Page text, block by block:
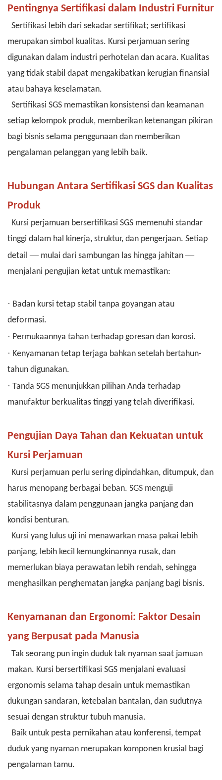
Pentingnya Sertifikasi dalam Industri Furnitur
Sertifikasi lebih dari sekadar sertifikat; sertifikasi
merupakan simbol kualitas. Kursi perjamuan sering
digunakan dalam industri perhotelan dan acara. Kualitas
yang tidak stabil dapat mengakibatkan kerugian finansial
atau bahaya keselamatan.
Sertifikasi SGS memastikan konsistensi dan keamanan
setiap kelompok produk, memberikan ketenangan pikiran
bagi bisnis selama penggunaan dan memberikan
pengalaman pelanggan yang lebih baik.
Hubungan Antara Sertifikasi SGS dan Kualitas
Produk
Kursi perjamuan bersertifikasi SGS memenuhi standar
tinggi dalam hal kinerja, struktur, dan pengerjaan. Setiap
detail — mulai dari sambungan las hingga jahitan —
menjalani pengujian ketat untuk memastikan:
· Badan kursi tetap stabil tanpa goyangan atau
deformasi.
· Permukaannya tahan terhadap goresan dan korosi.
· Kenyamanan tetap terjaga bahkan setelah bertahun-
tahun digunakan.
· Tanda SGS menunjukkan pilihan Anda terhadap
manufaktur berkualitas tinggi yang telah diverifikasi.
Pengujian Daya Tahan dan Kekuatan untuk
Kursi Perjamuan
Kursi perjamuan perlu sering dipindahkan, ditumpuk, dan
harus menopang berbagai beban. SGS menguji
stabilitasnya dalam penggunaan jangka panjang dan
kondisi benturan.
Kursi yang lulus uji ini menawarkan masa pakai lebih
panjang, lebih kecil kemungkinannya rusak, dan
memerlukan biaya perawatan lebih rendah, sehingga
menghasilkan penghematan jangka panjang bagi bisnis.
Kenyamanan dan Ergonomi: Faktor Desain
yang Berpusat pada Manusia
Tak seorang pun ingin duduk tak nyaman saat jamuan
makan. Kursi bersertifikasi SGS menjalani evaluasi
ergonomis selama tahap desain untuk memastikan
dukungan sandaran, ketebalan bantalan, dan sudutnya
sesuai dengan struktur tubuh manusia.
Baik untuk pesta pernikahan atau konferensi, tempat
duduk yang nyaman merupakan komponen krusial bagi
pengalaman tamu.